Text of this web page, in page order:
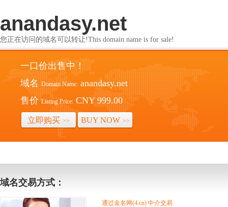
anandasy.net
您正在访问的域名可以转让!This domain name is for sale!
一口价出售中！
域名 Domain Name: anandasy.net
售价 Listing Price: CNY 999.00
立即购买 >> BUY NOW >>
域名交易方式：
通过金名网(4.cn) 中介交易